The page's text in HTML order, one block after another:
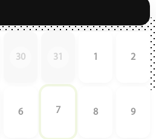
30 31 1 2
6 7 8 9